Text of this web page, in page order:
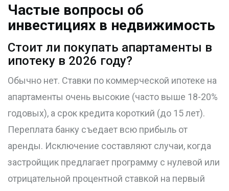
Частые вопросы об
инвестициях в недвижимость
Стоит ли покупать апартаменты в
ипотеку в 2026 году?
Обычно нет. Ставки по коммерческой ипотеке на
апартаменты очень высокие (часто выше 18-20%
годовых), а срок кредита короткий (до 15 лет).
Переплата банку съедает всю прибыль от
аренды. Исключение составляют случаи, когда
застройщик предлагает программу с нулевой или
отрицательной процентной ставкой на первый